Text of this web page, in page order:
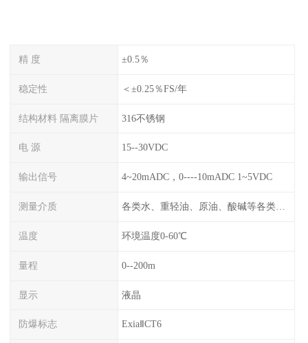
精 度 ±0.5％
稳定性 ＜±0.25％FS/年
结构材料 隔离膜片 316不锈钢
电 源 15--30VDC
输出信号 4~20mADC，0----10mADC 1~5VDC
测量介质 各类水、重轻油、原油、酸碱等各类腐蚀液
温度 环境温度0-60℃
量程 0--200m
显示 液晶
防爆标志 ExiaⅡCT6